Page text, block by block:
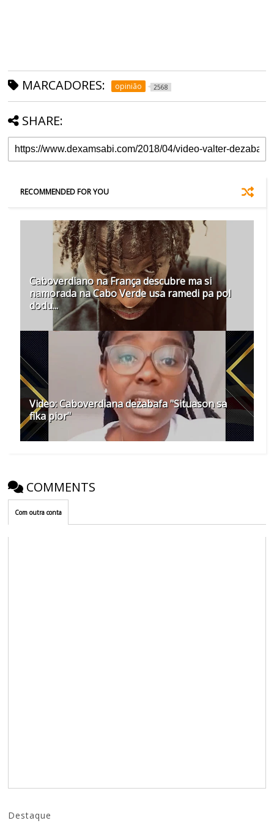
MARCADORES: opinião 2568
SHARE:
RECOMMENDED FOR YOU
Caboverdiano na França descubre ma si
namorada na Cabo Verde usa ramedi pa pol
dodu...
Video: Caboverdiana dezabafa "Situason sa
fika pior"
COMMENTS
Com outra conta
Destaque